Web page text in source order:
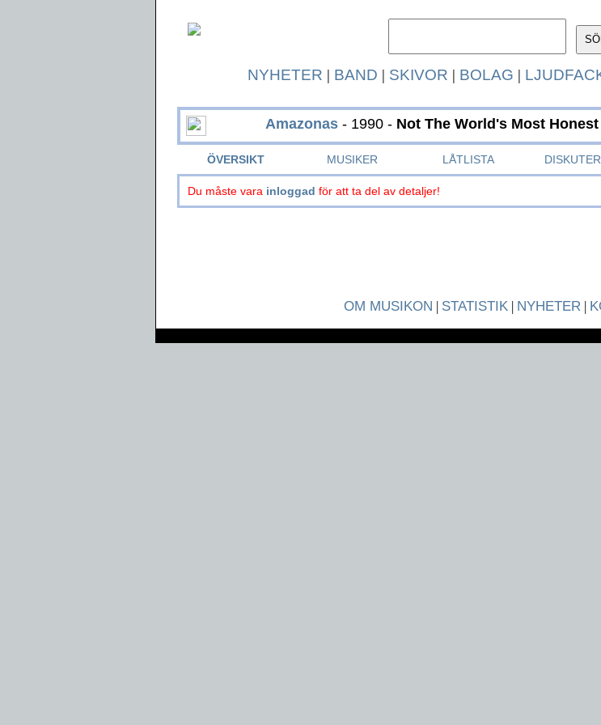
NYHETER | BAND | SKIVOR | BOLAG |
Amazonas- 1990 - Not The World's Most Honest
ÖVERSIKT MUSIKER LÅTLISTA
Du måste vara inloggad för att ta del av detaljer!
OM MUSIKON | STATISTIK| NYHETER|